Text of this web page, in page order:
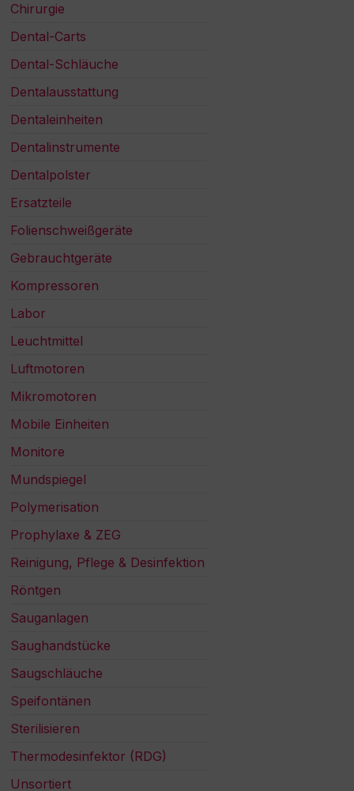
Chirurgie
Dental-Carts
Dental-Schläuche
Dentalausstattung
Dentaleinheiten
Dentalinstrumente
Dentalpolster
Ersatzteile
Folienschweißgeräte
Gebrauchtgeräte
Kompressoren
Labor
Leuchtmittel
Luftmotoren
Mikromotoren
Mobile Einheiten
Monitore
Mundspiegel
Polymerisation
Prophylaxe & ZEG
Reinigung, Pflege & Desinfektion
Röntgen
Sauganlagen
Saughandstücke
Saugschläuche
Speifontänen
Sterilisieren
Thermodesinfektor (RDG)
Unsortiert